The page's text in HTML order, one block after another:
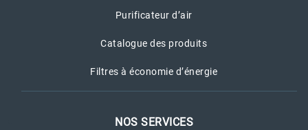
Purificateur d’air
Catalogue des produits
Filtres à économie d’énergie
NOS SERVICES